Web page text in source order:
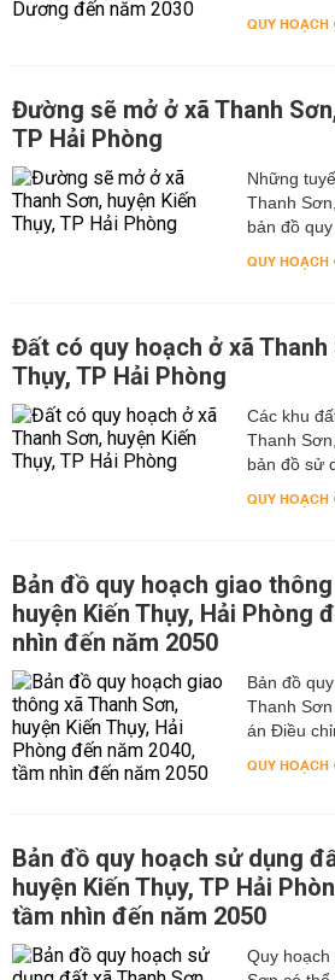
QUY HOẠCH
Đường sẽ mở ở xã Thanh
TP Hải Phòng
Những
Thanh
bản đồ quy
QUY HOẠCH
Đất có quy hoạch ở xã Thanh
Thụy, TP Hải Phòng
Các khu
Thanh
bản đồ sử
QUY HOẠCH
Bản đồ quy hoạch giao
huyện Kiến Thụy, Hải Phòng
nhìn đến năm 2050
Bản đồ
Thanh
án Điều
QUY HOẠCH
Bản đồ quy hoạch sử dụng
huyện Kiến Thụy, TP Hải
tầm nhìn đến năm 2050
Quy